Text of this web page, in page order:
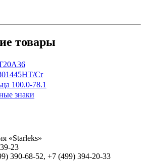
товары
Cr
100.0-78.1
знаки
«Starleks»
23
390-68-52, +7 (499) 394-20-33